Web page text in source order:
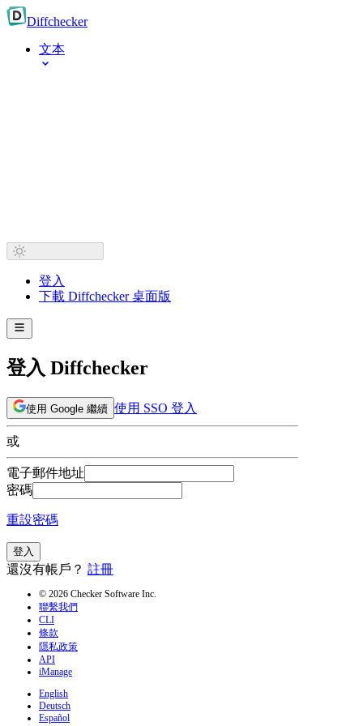
Diffchecker
文本
登入
下載 Diffchecker 桌面版
登入 Diffchecker
使用 Google 繼續 使用 SSO 登入
或
電子郵件地址
密碼
重設密碼
登入
還沒有帳戶？ 註冊
© 2026 Checker Software Inc.
聯繫我們
CLI
條款
隱私政策
API
iManage
English
Deutsch
Español